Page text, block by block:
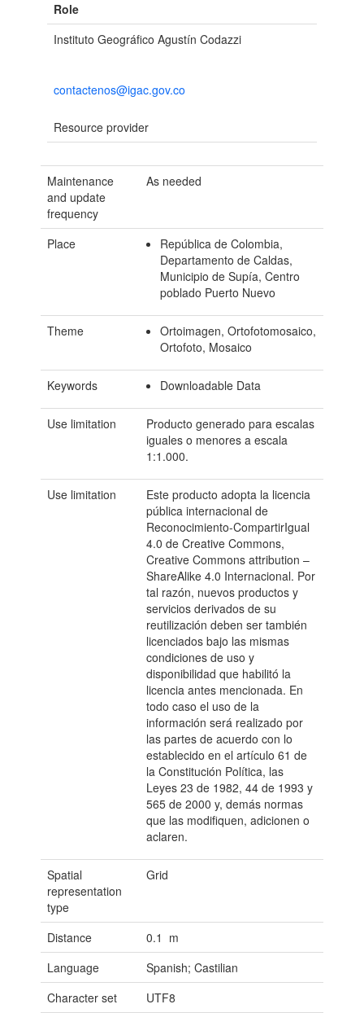
Role
Instituto Geográfico Agustín Codazzi
contactenos@igac.gov.co
Resource provider
Maintenance
and update
frequency
As needed
Place
República de Colombia,
Departamento de Caldas,
Municipio de Supía, Centro
poblado Puerto Nuevo
Theme
Ortoimagen, Ortofotomosaico,
Ortofoto, Mosaico
Keywords Downloadable Data
Use limitation
Producto generado para escalas
iguales o menores a escala
1:1.000.
Use limitation
Este producto adopta la licencia
pública internacional de
Reconocimiento-CompartirIgual
4.0 de Creative Commons,
Creative Commons attribution –
ShareAlike 4.0 Internacional. Por
tal razón, nuevos productos y
servicios derivados de su
reutilización deben ser también
licenciados bajo las mismas
condiciones de uso y
disponibilidad que habilitó la
licencia antes mencionada. En
todo caso el uso de la
información será realizado por
las partes de acuerdo con lo
establecido en el artículo 61 de
la Constitución Política, las
Leyes 23 de 1982, 44 de 1993 y
565 de 2000 y, demás normas
que las modifiquen, adicionen o
aclaren.
Spatial
representation
type
Grid
Distance
0.1 m
Language
Spanish; Castilian
Character set
UTF8